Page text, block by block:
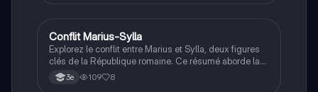
Latin
Conflit Marius-Sylla
Explorez le conflit entre Marius et Sylla, deux figures
clés de la République romaine. Ce résumé aborde la
guerre sociale, les réformes de Sylla, et les
conséquences de leurs luttes pour le pouvoir. Idéal
3e 109 8